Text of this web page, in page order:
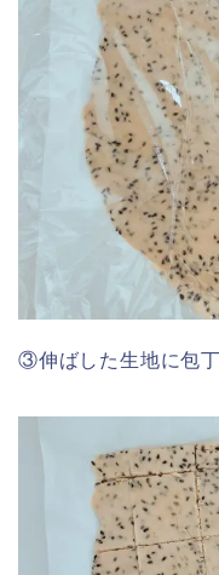
③伸ばした生地に包